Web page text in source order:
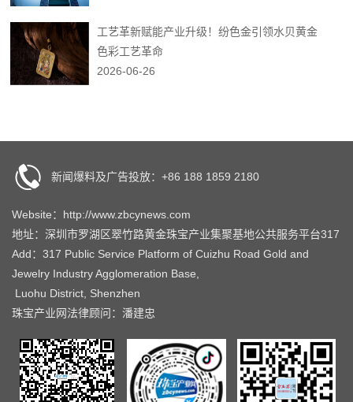
工艺革新赋能产业升级！纷色金引领水贝黄金
色彩工艺革命
2026-06-26
新闻爆料及广告投放：+86 188 1859 2180
Website：http://www.zbcynews.com
地址：深圳市罗湖区翠竹路黄金珠宝产业集聚基地公共服务平台317
Add：317 Public Service Platform of Cuizhu Road Gold and
Jewelry Industry Agglomeration Base,
Luohu District, Shenzhen
珠宝产业网法律顾问：潘建忠